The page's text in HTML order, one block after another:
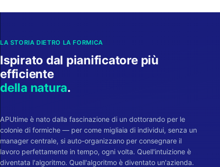
LA STORIA DIETRO LA FORMICA
Ispirato dal pianificatore più
efficiente
della natura.
APUtime è nato dalla fascinazione di un dottorando per le
colonie di formiche — per come migliaia di individui, senza un
manager centrale, si auto-organizzano per consegnare il
lavoro perfettamente in tempo, ogni volta. Quell'intuizione è
diventata l'algoritmo. Quell'algoritmo è diventato un'azienda.